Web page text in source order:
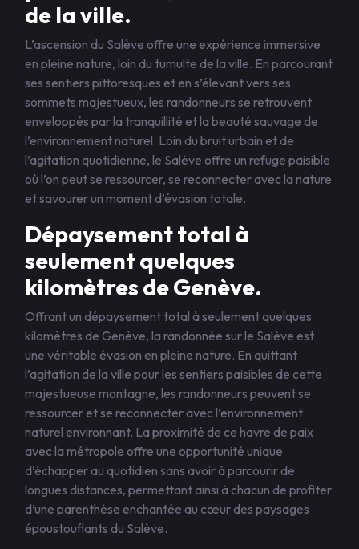
de la ville.
L’ascension du Salève offre une expérience immersive
en pleine nature, loin du tumulte de la ville. En parcourant
ses sentiers pittoresques et en s’élevant vers ses
sommets majestueux, les randonneurs se retrouvent
enveloppés par la tranquillité et la beauté sauvage de
l’environnement naturel. Loin du bruit urbain et de
l’agitation quotidienne, le Salève offre un refuge paisible
où l’on peut se ressourcer, se reconnecter avec la nature
et savourer un moment d’évasion totale.
Dépaysement total à
seulement quelques
kilomètres de Genève.
Offrant un dépaysement total à seulement quelques
kilomètres de Genève, la randonnée sur le Salève est
une véritable évasion en pleine nature. En quittant
l’agitation de la ville pour les sentiers paisibles de cette
majestueuse montagne, les randonneurs peuvent se
ressourcer et se reconnecter avec l’environnement
naturel environnant. La proximité de ce havre de paix
avec la métropole offre une opportunité unique
d’échapper au quotidien sans avoir à parcourir de
longues distances, permettant ainsi à chacun de profiter
d’une parenthèse enchantée au cœur des paysages
époustouflants du Salève.